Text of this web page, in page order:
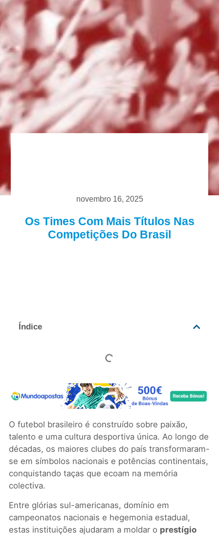
novembro 16, 2025
Os Times Com Mais Títulos Nas
Competições Do Brasil
Índice
O futebol brasileiro é construído sobre paixão,
talento e uma cultura desportiva única. Ao longo de
décadas, os maiores clubes do país transformaram-
se em símbolos nacionais e potências continentais,
conquistando taças que ecoam na memória
colectiva.
Entre glórias sul-americanas, domínio em
campeonatos nacionais e hegemonia estadual,
estas instituições ajudaram a moldar o prestígio